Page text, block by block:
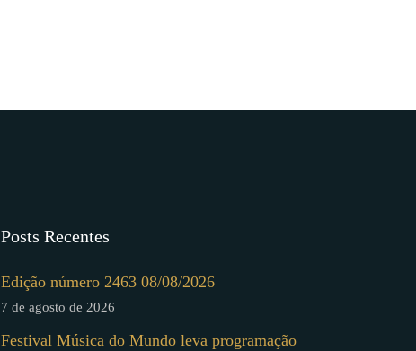
Posts Recentes
Edição número 2463 08/08/2026
7 de agosto de 2026
Festival Música do Mundo leva programação